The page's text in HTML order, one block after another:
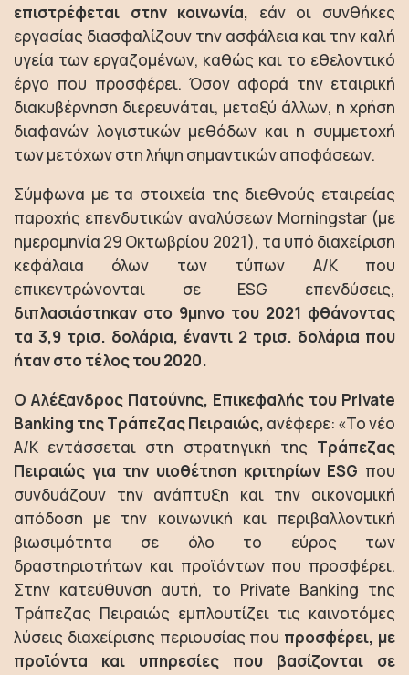
επιστρέφεται στην κοινωνία, εάν οι συνθήκες
εργασίας διασφαλίζουν την ασφάλεια και την καλή
υγεία των εργαζομένων, καθώς και το εθελοντικό
έργο που προσφέρει. Όσον αφορά την εταιρική
διακυβέρνηση διερευνάται, μεταξύ άλλων, η χρήση
διαφανών λογιστικών μεθόδων και η συμμετοχή
των μετόχων στη λήψη σημαντικών αποφάσεων.
Σύμφωνα με τα στοιχεία της διεθνούς εταιρείας
παροχής επενδυτικών αναλύσεων Morningstar (με
ημερομηνία 29 Οκτωβρίου 2021), τα υπό διαχείριση
κεφάλαια όλων των τύπων Α/Κ που
επικεντρώνονται σε ESG επενδύσεις,
διπλασιάστηκαν στο 9μηνο του 2021 φθάνοντας
τα 3,9 τρισ. δολάρια, έναντι 2 τρισ. δολάρια που
ήταν στο τέλος του 2020.
Ο Αλέξανδρος Πατούνης, Επικεφαλής του Private
Banking της Τράπεζας Πειραιώς, ανέφερε: «Το νέο
Α/Κ εντάσσεται στη στρατηγική της Τράπεζας
Πειραιώς για την υιοθέτηση κριτηρίων ESG που
συνδυάζουν την ανάπτυξη και την οικονομική
απόδοση με την κοινωνική και περιβαλλοντική
βιωσιμότητα σε όλο το εύρος των
δραστηριοτήτων και προϊόντων που προσφέρει.
Στην κατεύθυνση αυτή, το Private Banking της
Τράπεζας Πειραιώς εμπλουτίζει τις καινοτόμες
λύσεις διαχείρισης περιουσίας που προσφέρει, με
προϊόντα και υπηρεσίες που βασίζονται σε